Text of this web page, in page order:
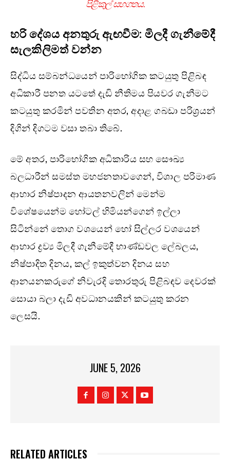
පිළිකුල් සහගතය.
හරි දේශය අනතුරු ඇඟවීම: මිලදී ගැනීමේදී
සැලකිලිමත් වන්න
සිද්ධිය සම්බන්ධයෙන් පාරිභෝගික කටයුතු පිළිබඳ
අධිකාරී පනත යටතේ දැඩි නීතිමය පියවර ගැනීමට
කටයුතු කරමින් පවතින අතර, අදාළ ගබඩා පරිශ්‍රයන්
දිගින් දිගටම වසා තබා තිබේ.
මේ අතර, පාරිභෝගික අධිකාරිය සහ සෞඛ්‍ය
බලධාරීන් සමස්ත මහජනතාවගෙන්, විශාල පරිමාණ
ආහාර නිෂ්පාදන ආයතනවලින් මෙන්ම
විශේෂයෙන්ම හෝටල් හිමියන්ගෙන් ඉල්ලා
සිටින්නේ තොග වශයෙන් හෝ සිල්ලර වශයෙන්
ආහාර ද්‍රව්‍ය මිලදී ගැනීමේදී භාණ්ඩවල ලේබලය,
නිෂ්පාදිත දිනය, කල් ඉකුත්වන දිනය සහ
ආනයනකරුගේ නිවැරදි තොරතුරු පිළිබඳව දෙවරක්
සොයා බලා දැඩි අවධානයකින් කටයුතු කරන
ලෙසයි.
JUNE 5, 2026
RELATED ARTICLES